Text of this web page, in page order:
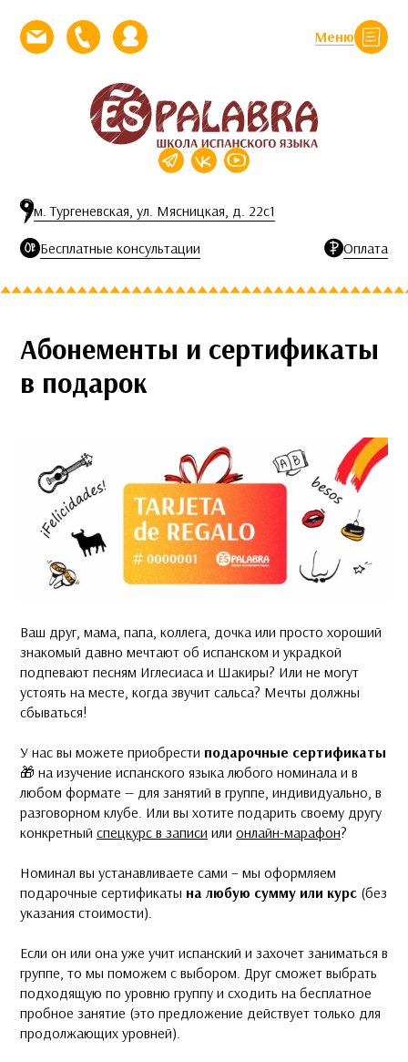
Меню
Закрыть
Напишите нам письмо
Позвоните намЛичный кабинет
м. Тургеневская, ул. Мясницкая, д. 22с1
Бесплатные консультации Оплата
Абонементы и сертификаты
в подарок
Ваш друг, мама, папа, коллега, дочка или просто хороший
знакомый давно мечтают об испанском и украдкой
подпевают песням Иглесиаса и Шакиры? Или не могут
устоять на месте, когда звучит сальса? Мечты должны
сбываться!
У нас вы можете приобрести подарочные сертификаты
🎁 на изучение испанского языка любого номинала и в
любом формате — для занятий в группе, индивидуально, в
разговорном клубе. Или вы хотите подарить своему другу
конкретный спецкурс в записи или онлайн-марафон?
Номинал вы устанавливаете сами – мы оформляем
подарочные сертификаты на любую сумму или курс (без
указания стоимости).
Если он или она уже учит испанский и захочет заниматься в
группе, то мы поможем с выбором. Друг сможет выбрать
подходящую по уровню группу и сходить на бесплатное
пробное занятие (это предложение действует только для
продолжающих уровней).